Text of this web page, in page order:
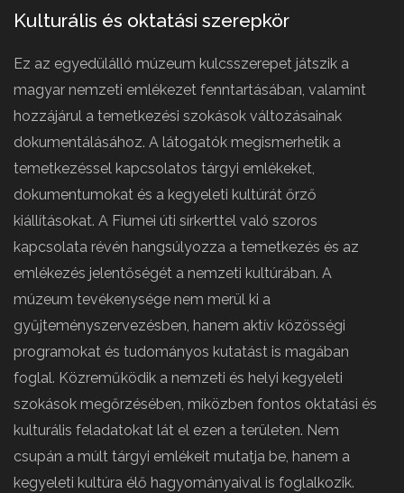
Kulturális és oktatási szerepkör
Ez az egyedülálló múzeum kulcsszerepet játszik a
magyar nemzeti emlékezet fenntartásában, valamint
hozzájárul a temetkezési szokások változásainak
dokumentálásához. A látogatók megismerhetik a
temetkezéssel kapcsolatos tárgyi emlékeket,
dokumentumokat és a kegyeleti kultúrát őrző
kiállításokat. A Fiumei úti sírkerttel való szoros
kapcsolata révén hangsúlyozza a temetkezés és az
emlékezés jelentőségét a nemzeti kultúrában. A
múzeum tevékenysége nem merül ki a
gyűjteményszervezésben, hanem aktív közösségi
programokat és tudományos kutatást is magában
foglal. Közreműködik a nemzeti és helyi kegyeleti
szokások megőrzésében, miközben fontos oktatási és
kulturális feladatokat lát el ezen a területen. Nem
csupán a múlt tárgyi emlékeit mutatja be, hanem a
kegyeleti kultúra élő hagyományaival is foglalkozik.